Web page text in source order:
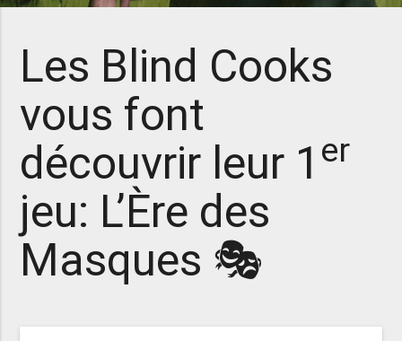
Les Blind Cooks
vous font
découvrir leur 1 er
jeu: L’Ère des
Masques 🎭